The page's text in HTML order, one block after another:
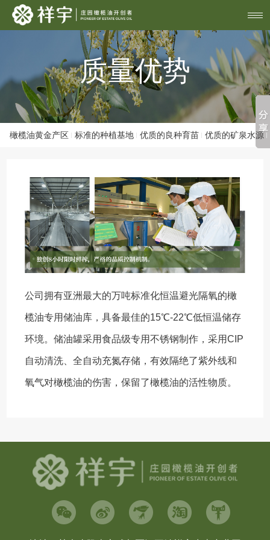
质量优势
橄榄油黄金产区 标准的种植基地 优质的良种育苗 优质的矿泉水源
公司拥有亚洲最大的万吨标准化恒温避光隔氧的橄
榄油专用储油库，具备最佳的15℃-22℃低恒温储存
环境。储油罐采用食品级专用不锈钢制作，采用CIP
自动清洗、全自动充氮存储，有效隔绝了紫外线和
氧气对橄榄油的伤害，保留了橄榄油的活性物质。